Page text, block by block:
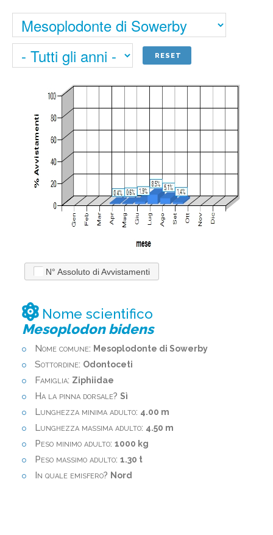
N° Assoluto di Avvistamenti
Nome scientifico
Mesoplodon bidens
Nome comune: Mesoplodonte di Sowerby
Sottordine: Odontoceti
Famiglia: Ziphiidae
Ha la pinna dorsale? Sì
Lunghezza minima adulto: 4.00 m
Lunghezza massima adulto: 4.50 m
Peso minimo adulto: 1000 kg
Peso massimo adulto: 1.30 t
In quale emisfero? Nord